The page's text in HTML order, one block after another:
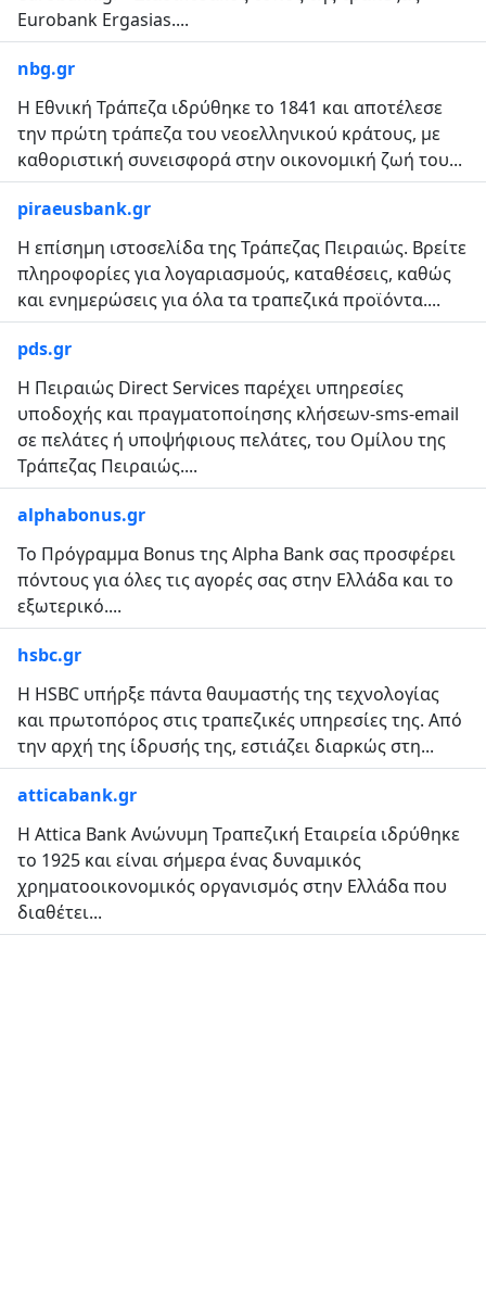
Eurobank Ergasias....
nbg.gr
Η Εθνική Τράπεζα ιδρύθηκε το 1841 και αποτέλεσε
την πρώτη τράπεζα του νεοελληνικού κράτους, με
καθοριστική συνεισφορά στην οικονομική ζωή του...
piraeusbank.gr
Η επίσημη ιστοσελίδα της Τράπεζας Πειραιώς. Βρείτε
πληροφορίες για λογαριασμούς, καταθέσεις, καθώς
και ενημερώσεις για όλα τα τραπεζικά προϊόντα....
pds.gr
H Πειραιώς Direct Services παρέχει υπηρεσίες
υποδοχής και πραγματοποίησης κλήσεων-sms-email
σε πελάτες ή υποψήφιους πελάτες, του Ομίλου της
Τράπεζας Πειραιώς....
alphabonus.gr
Το Πρόγραμμα Bonus της Alpha Bank σας προσφέρει
πόντους για όλες τις αγορές σας στην Ελλάδα και το
εξωτερικό....
hsbc.gr
Η HSBC υπήρξε πάντα θαυμαστής της τεχνολογίας
και πρωτοπόρος στις τραπεζικές υπηρεσίες της. Από
την αρχή της ίδρυσής της, εστιάζει διαρκώς στη...
atticabank.gr
Η Attica Bank Ανώνυμη Τραπεζική Εταιρεία ιδρύθηκε
το 1925 και είναι σήμερα ένας δυναμικός
χρηματοοικονομικός οργανισμός στην Ελλάδα που
διαθέτει...